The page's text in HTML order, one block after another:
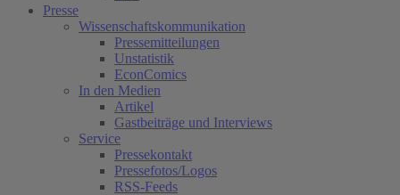
Presse
Wissenschaftskommunikation
Pressemitteilungen
Unstatistik
EconComics
In den Medien
Artikel
Gastbeiträge und Interviews
Service
Pressekontakt
Pressefotos/Logos
RSS-Feeds